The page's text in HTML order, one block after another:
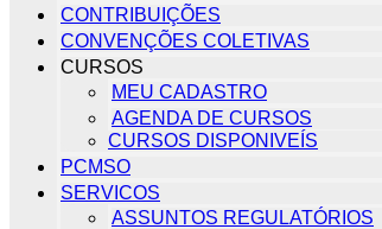
CONTRIBUIÇÕES
CONVENÇÕES COLETIVAS
CURSOS
MEU CADASTRO
AGENDA DE CURSOS
CURSOS DISPONIVEÍS
PCMSO
SERVICOS
ASSUNTOS REGULATÓRIOS